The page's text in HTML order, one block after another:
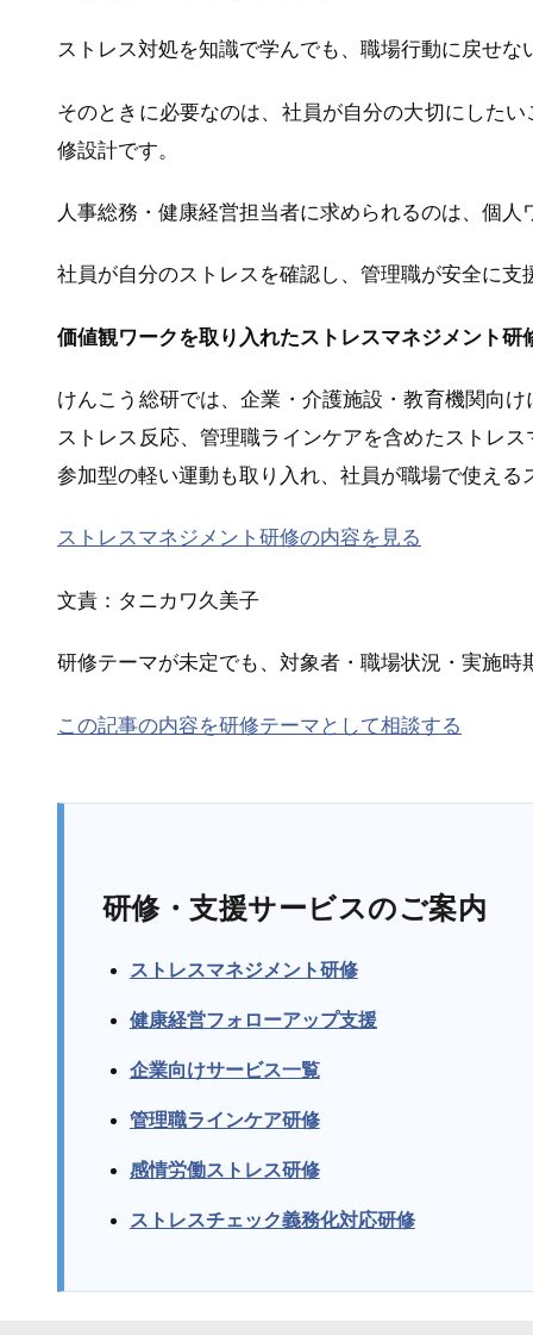
ストレス対処を知識で学んでも、職場行動に戻せな
そのときに必要なのは、社員が自分の大切にした
修設計です。
人事総務・健康経営担当者に求められるのは、個
社員が自分のストレスを確認し、管理職が安全に
価値観ワークを取り入れたストレスマネジメント研
けんこう総研では、企業・介護施設・教育機関向
ストレス反応、管理職ラインケアを含めたストレ
参加型の軽い運動も取り入れ、社員が職場で使える
ストレスマネジメント研修の内容を見る
文責：タニカワ久美子
研修テーマが未定でも、対象者・職場状況・実施時
この記事の内容を研修テーマとして相談する
研修・支援サービスのご案内
ストレスマネジメント研修
健康経営フォローアップ支援
企業向けサービス一覧
管理職ラインケア研修
感情労働ストレス研修
ストレスチェック義務化対応研修